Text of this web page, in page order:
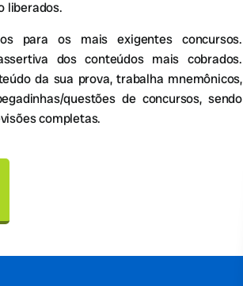
liberados.
para os mais exigentes concursos.
dos conteúdos mais cobrados.
da sua prova, trabalha mnemônicos,
questões de concursos, sendo
completas.